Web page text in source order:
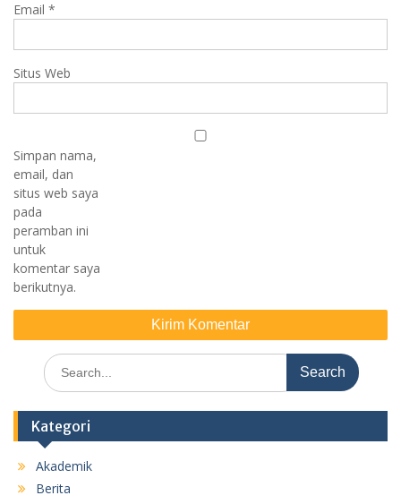
Email *
Situs Web
Simpan nama,
email, dan
situs web saya
pada
peramban ini
untuk
komentar saya
berikutnya.
Search
for:
Kategori
Akademik
Berita